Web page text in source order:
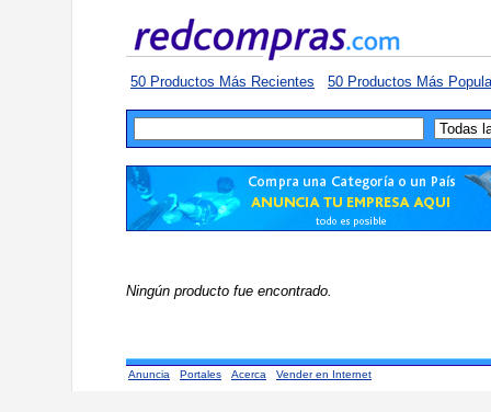
50 Productos Más Recientes 50 Productos Más
Ningún producto fue encontrado.
Anuncia Portales Acerca Vender en Internet